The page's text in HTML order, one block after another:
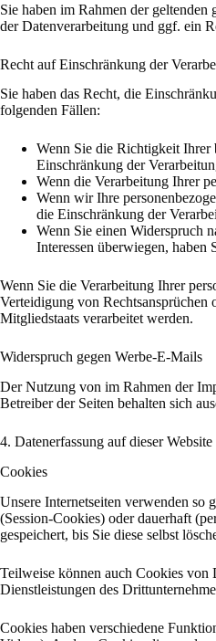
Sie haben im Rahmen der
der Datenverarbeitung und ggf. ein
Recht auf Einschränkung der
Sie haben das Recht, die
folgenden Fällen:
Wenn Sie die Richtigkeit Ihrer
Einschränkung der
Wenn die Verarbeitung Ihrer
Wenn wir Ihre
die Einschränkung der
Wenn Sie einen Widerspruch
Interessen überwiegen, haben
Wenn Sie die Verarbeitung Ihrer
Verteidigung von Rechtsansprüchen
Mitgliedstaats verarbeitet werden.
Widerspruch gegen Werbe-E-Mails
Der Nutzung von im Rahmen der
Betreiber der Seiten behalten sich
4. Datenerfassung auf dieser Website
Cookies
Unsere Internetseiten verwenden so
(Session-Cookies) oder dauerhaft
gespeichert, bis Sie diese selbst
Teilweise können auch Cookies von
Dienstleistungen des
Cookies haben verschiedene